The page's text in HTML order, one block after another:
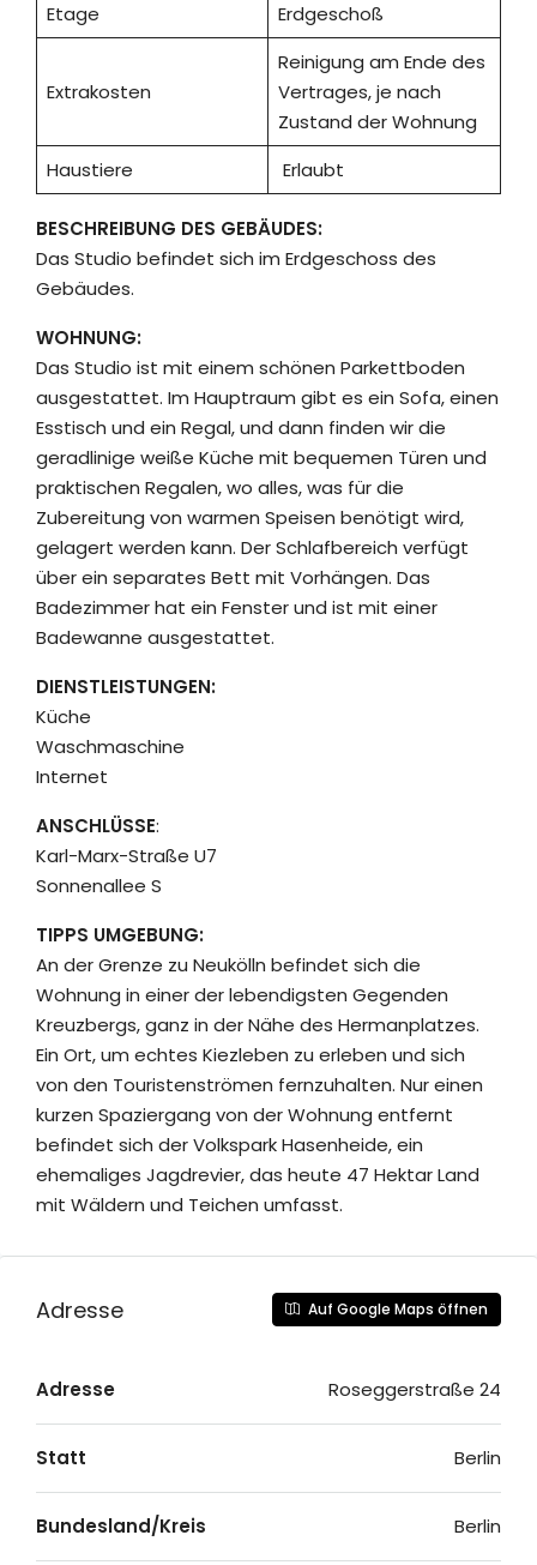
Etage
Erdgeschoß
Extrakosten
Reinigung am Ende des
Vertrages, je nach
Zustand der Wohnung
Haustiere
Erlaubt
BESCHREIBUNG DES GEBÄUDES:
Das Studio befindet sich im Erdgeschoss des
Gebäudes.
WOHNUNG:
Das Studio ist mit einem schönen Parkettboden
ausgestattet. Im Hauptraum gibt es ein Sofa, einen
Esstisch und ein Regal, und dann finden wir die
geradlinige weiße Küche mit bequemen Türen und
praktischen Regalen, wo alles, was für die
Zubereitung von warmen Speisen benötigt wird,
gelagert werden kann. Der Schlafbereich verfügt
über ein separates Bett mit Vorhängen. Das
Badezimmer hat ein Fenster und ist mit einer
Badewanne ausgestattet.
DIENSTLEISTUNGEN:
Küche
Waschmaschine
Internet
ANSCHLÜSSE:
Karl-Marx-Straße U7
Sonnenallee S
TIPPS UMGEBUNG:
An der Grenze zu Neukölln befindet sich die
Wohnung in einer der lebendigsten Gegenden
Kreuzbergs, ganz in der Nähe des Hermanplatzes.
Ein Ort, um echtes Kiezleben zu erleben und sich
von den Touristenströmen fernzuhalten. Nur einen
kurzen Spaziergang von der Wohnung entfernt
befindet sich der Volkspark Hasenheide, ein
ehemaliges Jagdrevier, das heute 47 Hektar Land
mit Wäldern und Teichen umfasst.
Adresse Auf Google Maps öffnen
Adresse Roseggerstraße 24
Statt Berlin
Bundesland/Kreis Berlin